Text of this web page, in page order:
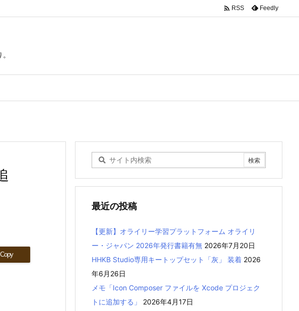
 RSS Feedly
Copy
最近の投稿
【更新】オライリー学習プラットフォーム オライリ
ー・ジャパン 2026年発行書籍有無 2026年7月20日
HHKB Studio専用キートップセット「灰」 装着 2026
年6月26日
メモ「Icon Composer ファイルを Xcode プロジェク
トに追加する」
2026年4月17日